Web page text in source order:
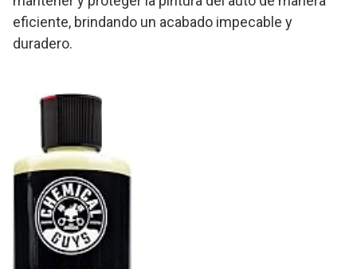
eficiente, brindando un acabado impecable y
duradero.